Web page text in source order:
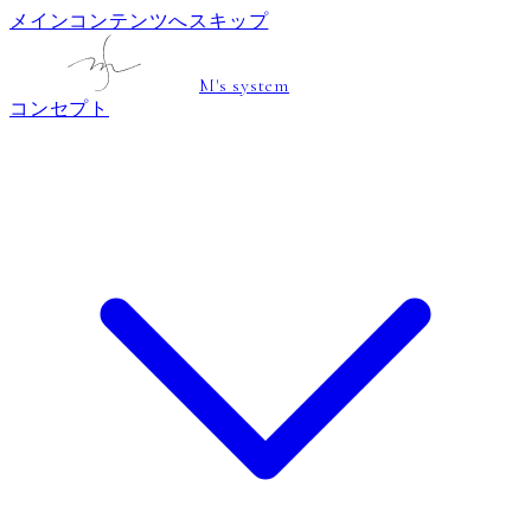
メインコンテンツへスキップ
M's system
コンセプト